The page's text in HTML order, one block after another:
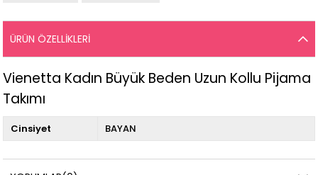
ÜRÜN ÖZELLIKLERI
Vienetta Kadın Büyük Beden Uzun Kollu Pijama
Takımı
Cinsiyet BAYAN